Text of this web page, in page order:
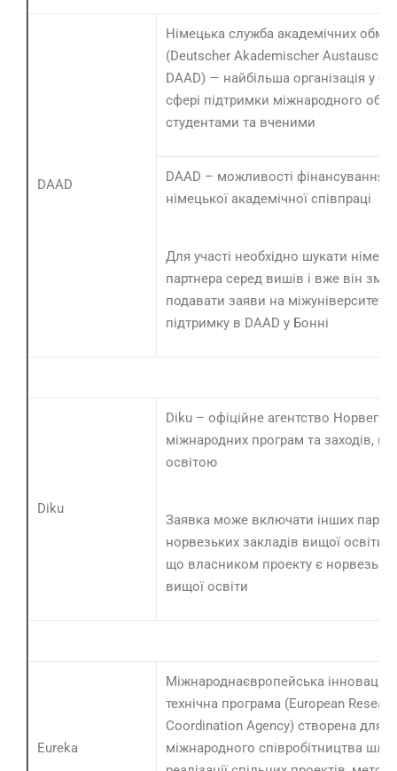
DAAD
Німецька служба академічних
(Deutscher Akademischer Austausch
DAAD) — найбільша організація у
сфері підтримки міжнародного
студентами та вченими
DAAD – можливості фінансування
німецької академічної співпраці
Для участі необхідно шукати
партнера серед вишів і вже він
подавати заяви на
підтримку в DAAD у Бонні
Diku
Diku – офіційне агентство Норвегії з
міжнародних програм та заходів,
освітою
Заявка може включати інших
норвезьких закладів вищої освіти)
що власником проекту є
вищої освіти
Eureka
Міжнароднаєвропейська
технічна програма (European
Coordination Agency) створена для
міжнародного співробітництва